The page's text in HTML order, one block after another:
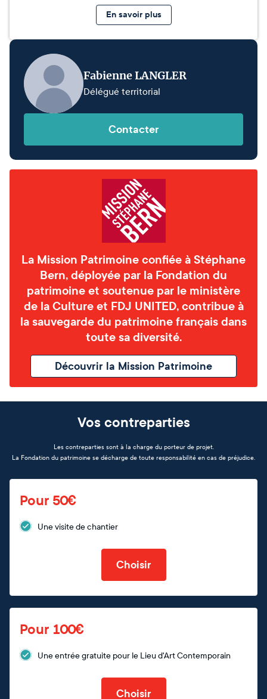
En savoir plus
Fabienne LANGLER
Délégué territorial
Contacter
La Mission Patrimoine confiée à Stéphane
Bern, déployée par la Fondation du
patrimoine et soutenue par le ministère
de la Culture et FDJ UNITED, contribue à
la sauvegarde du patrimoine français dans
toute sa diversité.
Découvrir la Mission Patrimoine
Vos contreparties
Les contreparties sont à la charge du porteur de projet.
La Fondation du patrimoine se décharge de toute responsabilité en cas de préjudice.
Pour 50€
Une visite de chantier
Choisir
Pour 100€
Une entrée gratuite pour le Lieu d'Art Contemporain
Choisir